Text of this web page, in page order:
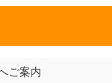
ご案内